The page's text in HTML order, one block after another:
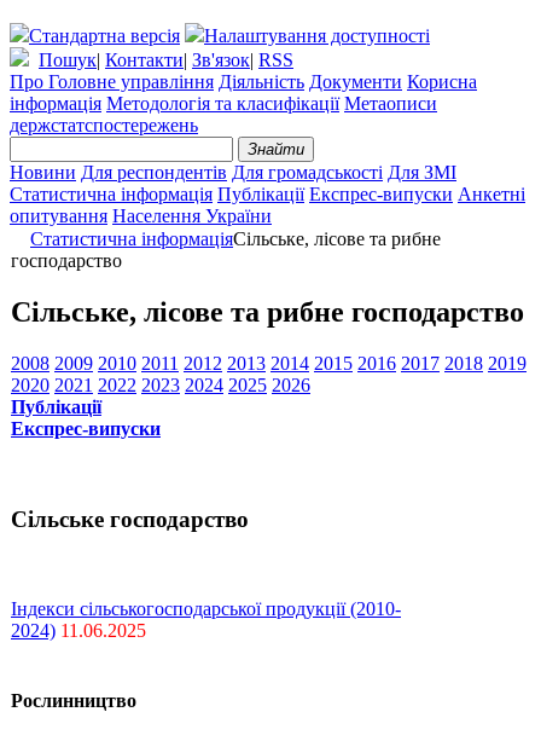
Стандартна версія
Налаштування доступності
Пошук| Контакти| Зв'язок| RSS
Про Головне управління Діяльність Документи Корисна
інформація Методологія та класифікації Метаописи
держстатспостережень
Знайти
Новини Для респондентів Для громадськості Для ЗМІ
Статистична інформація Публікації Експрес-випуски Анкетні
опитування Населення України
Статистична інформаціяСільське, лісове та рибне
господарство
Сільське, лісове та рибне господарство
2008 2009 2010 2011 2012 2013 2014 2015 2016 2017 2018 2019
2020 2021 2022 2023 2024 2025 2026
Публікації
Експрес-випуски
Сільське господарство
Індекси сільськогосподарської продукції (2010-
2024) 11.06.2025
Рослинництво